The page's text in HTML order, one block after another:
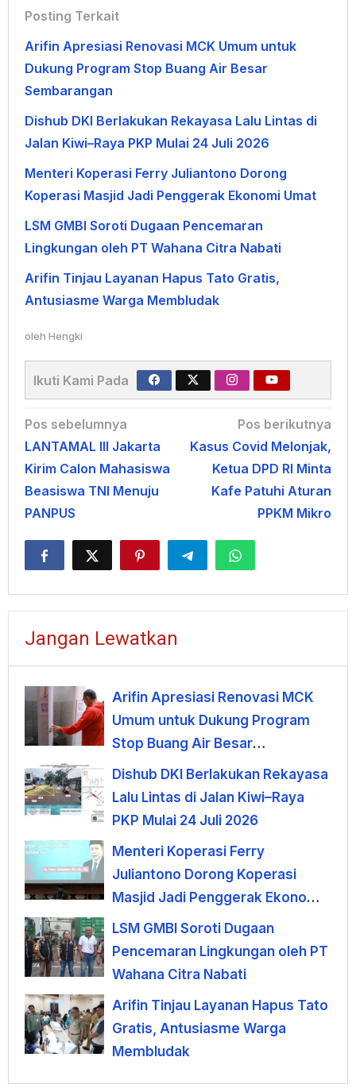
Posting Terkait
Arifin Apresiasi Renovasi MCK Umum untuk
Dukung Program Stop Buang Air Besar
Sembarangan
Dishub DKI Berlakukan Rekayasa Lalu Lintas di
Jalan Kiwi–Raya PKP Mulai 24 Juli 2026
Menteri Koperasi Ferry Juliantono Dorong
Koperasi Masjid Jadi Penggerak Ekonomi Umat
LSM GMBI Soroti Dugaan Pencemaran
Lingkungan oleh PT Wahana Citra Nabati
Arifin Tinjau Layanan Hapus Tato Gratis,
Antusiasme Warga Membludak
oleh Hengki
Ikuti Kami Pada
Navigasi
pos
Pos sebelumnya
LANTAMAL III Jakarta
Kirim Calon Mahasiswa
Beasiswa TNI Menuju
PANPUS
Pos berikutnya
Kasus Covid Melonjak,
Ketua DPD RI Minta
Kafe Patuhi Aturan
PPKM Mikro
Jangan Lewatkan
Arifin Apresiasi Renovasi MCK
Umum untuk Dukung Program
Stop Buang Air Besar
Sembarangan
Dishub DKI Berlakukan Rekayasa
Lalu Lintas di Jalan Kiwi–Raya
PKP Mulai 24 Juli 2026
Menteri Koperasi Ferry
Juliantono Dorong Koperasi
Masjid Jadi Penggerak Ekonomi
Umat
LSM GMBI Soroti Dugaan
Pencemaran Lingkungan oleh PT
Wahana Citra Nabati
Arifin Tinjau Layanan Hapus Tato
Gratis, Antusiasme Warga
Membludak